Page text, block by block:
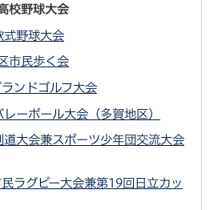
校野球大会
式野球大会
市民歩く会
ンドゴルフ大会
ーボール大会（多賀地区）
大会兼スポーツ少年団交流大会
ラグビー大会兼第19回日立カッ